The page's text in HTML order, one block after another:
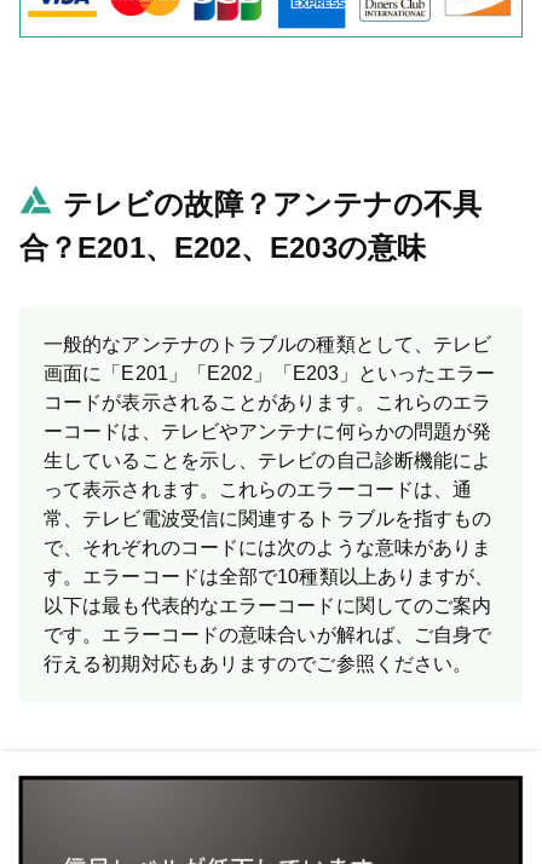
テレビの故障？アンテナの不具
合？E201、E202、E203の意味
一般的なアンテナのトラブルの種類として、テレビ
画面に「E201」「E202」「E203」といったエラー
コードが表示されることがあります。これらのエラ
ーコードは、テレビやアンテナに何らかの問題が発
生していることを示し、テレビの自己診断機能によ
って表示されます。これらのエラーコードは、通
常、テレビ電波受信に関連するトラブルを指すもの
で、それぞれのコードには次のような意味がありま
す。エラーコードは全部で10種類以上ありますが、
以下は最も代表的なエラーコードに関してのご案内
です。 エラーコードの意味合いが解れば、ご自身で
行える初期対応もあリますのでご参照ください。